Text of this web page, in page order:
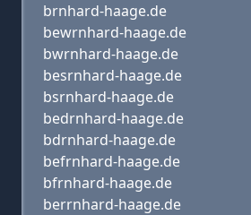
brnhard-haage.de
bewrnhard-haage.de
bwrnhard-haage.de
besrnhard-haage.de
bsrnhard-haage.de
bedrnhard-haage.de
bdrnhard-haage.de
befrnhard-haage.de
bfrnhard-haage.de
berrnhard-haage.de